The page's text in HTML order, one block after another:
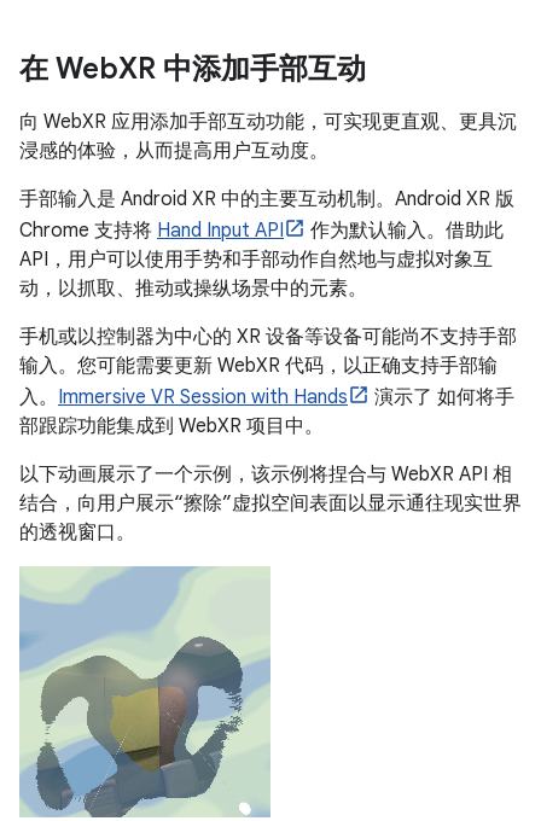
在 WebXR 中添加手部互动
向 WebXR 应用添加手部互动功能，可实现更直观、更具沉
浸感的体验，从而提高用户互动度。
手部输入是 Android XR 中的主要互动机制。Android XR 版
Chrome 支持将 Hand Input API
作为默认输入。借助此
API，用户可以使用手势和手部动作自然地与虚拟对象互
动，以抓取、推动或操纵场景中的元素。
手机或以控制器为中心的 XR 设备等设备可能尚不支持手部
输入。您可能需要更新 WebXR 代码，以正确支持手部输
入。 Immersive VR Session with Hands
演示了 如何将手
部跟踪功能集成到 WebXR 项目中。
以下动画展示了一个示例，该示例将捏合与 WebXR API 相
结合，向用户展示“擦除”虚拟空间表面以显示通往现实世界
的透视窗口。